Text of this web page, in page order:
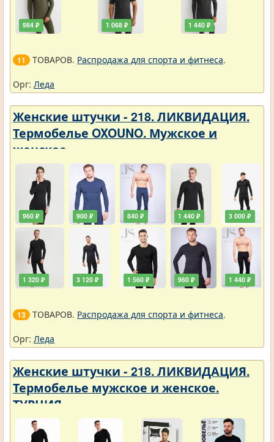
984 ₽ 1 068 ₽ 1 440 ₽
11 ТОВАРОВ. Распродажа для спорта и фитнеса.
Орг: Леда
Женские штучки - 218. ЛИКВИДАЦИЯ.
Термобелье OXOUNO. Мужское и
женское
960 ₽
1 320 ₽
900 ₽
3 120 ₽
840 ₽
1 560 ₽
1 440 ₽
960 ₽
3 000 ₽
1 440 ₽
13 ТОВАРОВ. Распродажа для спорта и фитнеса.
Орг: Леда
Женские штучки - 218. ЛИКВИДАЦИЯ.
Термобелье мужское и женское.
ТУРЦИЯ